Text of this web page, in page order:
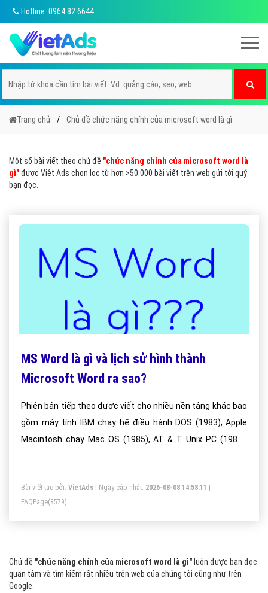
Hotline: 0964 82 6644
Trang chủ Chủ đề chức năng chính của microsoft word là gì
Một số bài viết theo chủ đề "chức năng chính của microsoft word là
gì"được Việt Ads chọn lọc từ hơn >50.000 bài viết trên web gửi tới quý
bạn đọc.
MS Word là gì và lịch sử hình thành
Microsoft Word ra sao?
Phiên bản tiếp theo được viết cho nhiều nền tảng khác bao
gồm máy tính IBM chạy hệ điều hành DOS (1983), Apple
Macintosh chạy Mac OS (1985), AT & T Unix PC (1985),
cấp phép như một sản phẩm độc lập hoặc là một phần của
Microsoft Office, Windows RT hoặc Microsoft Works bộ
ngưng. Microsoft Word Viewer và Office Online là phiên bản
Bài viết tạo bởi: VietAds | Ngày cập nhật: 2026-08-08 14:58:11
FAQPage(8579)
Chủ đề "chức năng chính của microsoft word là gì" luôn được bạn đọc
quan tâm và tìm kiếm rất nhiều trên web của chúng tôi cũng như trên
Google.